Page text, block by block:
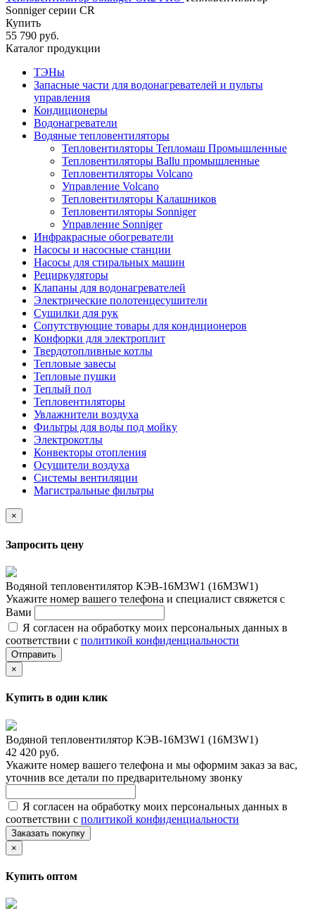
Sonniger серии CR
Купить
55 790 руб.
Каталог продукции
ТЭНы
Запасные части для водонагревателей и пульты
управления
Кондиционеры
Водонагреватели
Водяные тепловентиляторы
Тепловентиляторы Тепломаш Промышленные
Тепловентиляторы Ballu промышленные
Тепловентиляторы Volcano
Управление Volcano
Тепловентиляторы Калашников
Тепловентиляторы Sonniger
Управление Sonniger
Инфракрасные обогреватели
Насосы и насосные станции
Насосы для стиральных машин
Рециркуляторы
Клапаны для водонагревателей
Электрические полотенцесушители
Сушилки для рук
Сопутствующие товары для кондиционеров
Конфорки для электроплит
Твердотопливные котлы
Тепловые завесы
Тепловые пушки
Теплый пол
Тепловентиляторы
Увлажнители воздуха
Фильтры для воды под мойку
Электрокотлы
Конвекторы отопления
Осушители воздуха
Системы вентиляции
Магистральные фильтры
×
Запросить цену
Водяной тепловентилятор КЭВ-16М3W1 (16М3W1)
Укажите номер вашего телефона и специалист свяжется с
Вами
Я согласен на обработку моих персональных данных в
соответствии с политикой конфиденциальности
Отправить
×
Купить в один клик
Водяной тепловентилятор КЭВ-16М3W1 (16М3W1)
42 420 руб.
Укажите номер вашего телефона и мы оформим заказ за вас,
уточнив все детали по предварительному звонку
Я согласен на обработку моих персональных данных в
соответствии с политикой конфиденциальности
Заказать покупку
×
Купить оптом